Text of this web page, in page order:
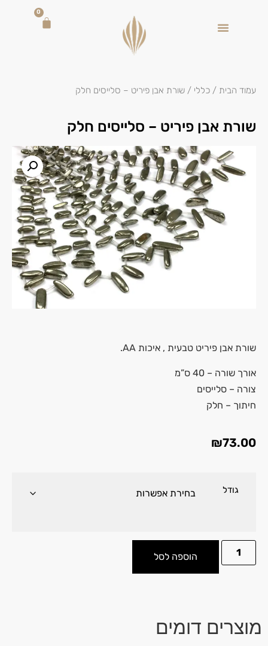
0
עמוד הבית / כללי / שורת אבן פיריט – סלייסים חלק
שורת אבן פיריט – סלייסים חלק
שורת אבן פיריט טבעית , איכות AA.
אורך שורה – 40 ס”מ
צורה – סלייסים
חיתוך – חלק
₪73.00
גודל
הוספה לסל
מוצרים דומים